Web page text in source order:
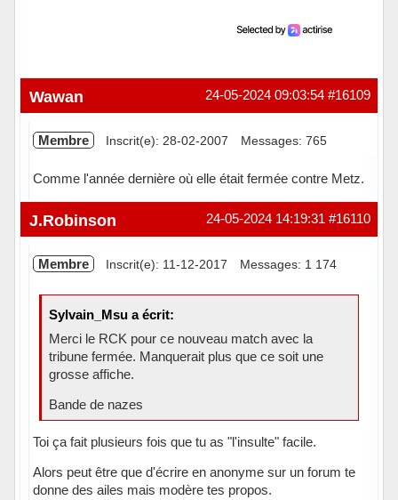
#16109
24-05-2024 09:03:54
Wawan
Membre Inscrit(e): 28-02-2007 Messages: 765
Comme l'année dernière où elle était fermée contre Metz.
Hors ligne #16110
24-05-2024 14:19:31
J.Robinson
Membre Inscrit(e): 11-12-2017 Messages: 1 174
Sylvain_Msu a écrit:
Merci le RCK pour ce nouveau match avec la
tribune fermée. Manquerait plus que ce soit une
grosse affiche.
Bande de nazes
Toi ça fait plusieurs fois que tu as "l'insulte" facile.
Alors peut être que d'écrire en anonyme sur un forum te
donne des ailes mais modère tes propos.